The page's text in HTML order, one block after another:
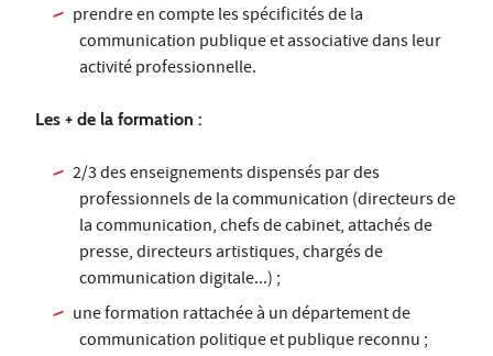
prendre en compte les spécificités de la
communication publique et associative dans leur
activité professionnelle.
Les + de la formation :
2/3 des enseignements dispensés par des
professionnels de la communication (directeurs de
la communication, chefs de cabinet, attachés de
presse, directeurs artistiques, chargés de
communication digitale...) ;
une formation rattachée à un département de
communication politique et publique reconnu ;